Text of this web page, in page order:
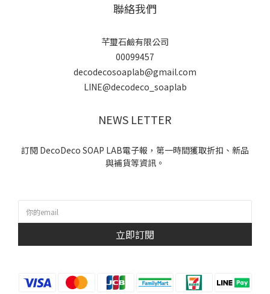
聯絡我們
芊璽石鹼有限公司
00099457
decodecosoaplab@gmail.com
LINE@decodeco_soaplab
NEWS LETTER
訂閱 DecoDeco SOAP LAB電子報，第一時間獲取折扣、新品
與補貨等資訊。
立即訂閱